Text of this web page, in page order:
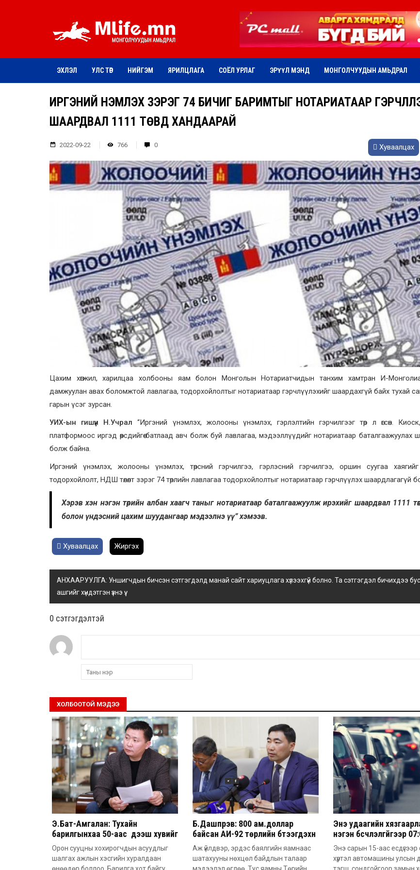
ЭХЛЭЛ УЛС ТӨР НИЙГЭМ ЯРИЛЦЛАГА СОЁЛ УРЛАГ ЭРҮҮЛ МЭНД МОНГОЛЧУУДЫН АМЬДРАЛ
ИРГЭНИЙ ҮНЭМЛЭХ ЗЭРЭГ 74 БИЧИГ БАРИМТЫГ НОТАРИАТААР
ШААРДВАЛ 1111 ТӨВД ХАНДААРАЙ
2022-09-22 766 0 Хуваалцах
Цахим хөгжил, харилцаа холбооны яам болон Монголын Нотариатчидын танхим хамтран И-
дамжуулан авах боломжтой лавлагаа, тодорхойлолтыг нотариатаар гэрчлүүлэхийг шаардахгүй байх тухай
гарын үсэг зурсан.
УИХ-ын гишүүн Н.Учрал “Иргэний үнэмлэх, жолооны үнэмлэх, гэрлэлтийн гэрчилгээг төр л өгсөн.
платформоос иргэд өөрсдийгөө батлаад авч болж буй лавлагаа, мэдээллүүдийг нотариатаар баталгаажуулах
болж байна.
Иргэний үнэмлэх, жолооны үнэмлэх, төрсний гэрчилгээ, гэрлэсний гэрчилгээ, оршин суугаа хаягийг
тодорхойлолт, НДШ төлөлт зэрэг 74 төрлийн лавлагаа тодорхойлолтыг нотариатаар гэрчлүүлэх шаардлагагүй
Хэрэв хэн нэгэн төрийн албан хаагч таныг нотариатаар баталгаажуулж ирэхийг шаардвал 1111
болон үндэсний цахим шуудангаар мэдээлнэ үү” хэмээв.
Хуваалцах Жиргэх
АНХААРУУЛГА: Уншигчдын бичсэн сэтгэгдэлд манай сайт хариуцлага хүлээхгүй болно. Та сэтгэгдэл бичихдээ
ашгийг хүндэтгэн үзнэ үү.
0 cэтгэгдэлтэй
ХОЛБООТОЙ МЭДЭЭ
Э.Бат-Амгалан: Тухайн
барилгынхаа 50-аас дээш хувийг
барьсан тохиолдолд иргэдээс
захиалга авдаг болгоно
Орон сууцны хохирогчдын асуудлыг
шалгах ажлын хэсгийн хуралдаан
Б.Дашпүрэв: 800 ам.доллар
байсан АИ-92 төрлийн бүтээгдэхүүн
851 ам.доллар болж ирж байна
Аж үйлдвэр, эрдэс баялгийн яамнаас
шатахууны нөхцөл байдлын талаар
Энэ удаагийн
нэгэн бүсчлэлгүйгээр
цагийн хооронд үйлчлэх
онцлогтой
Энэ сарын 15-аас
хүртэл автомашины улсын